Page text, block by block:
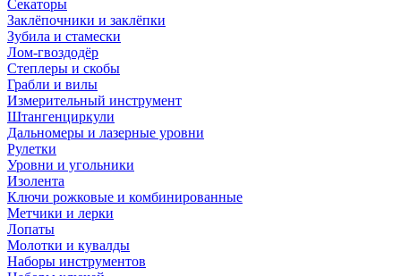
Секаторы
Заклёпочники и заклёпки
Зубила и стамески
Лом-гвоздодёр
Степлеры и скобы
Грабли и вилы
Измерительный инструмент
Штангенциркули
Дальномеры и лазерные уровни
Рулетки
Уровни и угольники
Изолента
Ключи рожковые и комбинированные
Метчики и лерки
Лопаты
Молотки и кувалды
Наборы инструментов